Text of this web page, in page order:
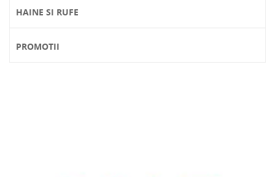
HAINE SI RUFE
PROMOTII